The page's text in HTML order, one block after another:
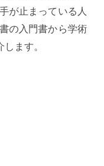
が止まっている人
の入門書から学術
ます。